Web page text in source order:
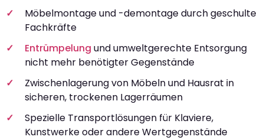
Möbelmontage und -demontage durch geschulte
Fachkräfte
Entrümpelung und umweltgerechte Entsorgung
nicht mehr benötigter Gegenstände
Zwischenlagerung von Möbeln und Hausrat in
sicheren, trockenen Lagerräumen
Spezielle Transportlösungen für Klaviere,
Kunstwerke oder andere Wertgegenstände